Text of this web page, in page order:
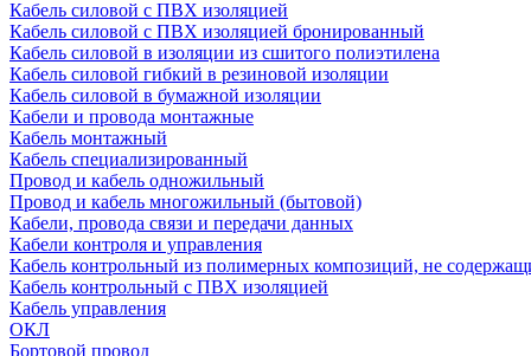
Кабель силовой с ПВХ изоляцией
Кабель силовой с ПВХ изоляцией бронированный
Кабель силовой в изоляции из сшитого полиэтилена
Кабель силовой гибкий в резиновой изоляции
Кабель силовой в бумажной изоляции
Кабели и провода монтажные
Кабель монтажный
Кабель специализированный
Провод и кабель одножильный
Провод и кабель многожильный (бытовой)
Кабели, провода связи и передачи данных
Кабели контроля и управления
Кабель контрольный из полимерных композиций, не
Кабель контрольный с ПВХ изоляцией
Кабель управления
ОКЛ
Бортовой провод